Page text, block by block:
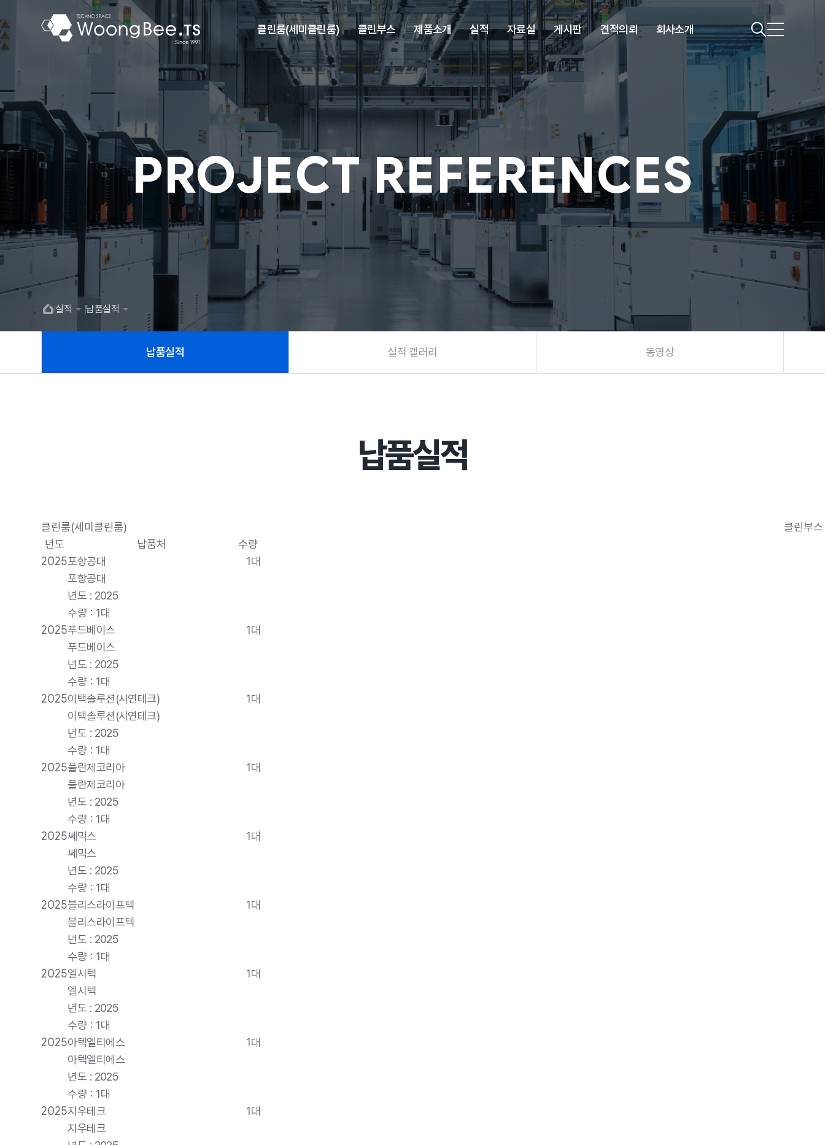
메인
클린룸(세미클린룸) 클린부스 제품소개 실적 자료실 게시판 견적의뢰 회사소개
PROJECT REFERENCES
실적 납품실적
납품실적 실적 갤러리 동영상
납품실적
클린룸(세미클린룸) 클린부스
게시물
년도 납품처 수량
2025포항공대
포항공대
년도 : 2025
수량 : 1대
1대
2025푸드베이스
푸드베이스
년도 : 2025
수량 : 1대
1대
2025이택솔루션(시연테크)
이택솔루션(시연테크)
년도 : 2025
수량 : 1대
1대
2025플란제코리아
플란제코리아
년도 : 2025
수량 : 1대
1대
2025쎄믹스
쎄믹스
년도 : 2025
수량 : 1대
1대
2025블리스라이프텍
블리스라이프텍
년도 : 2025
수량 : 1대
1대
2025엘시텍
엘시텍
년도 : 2025
수량 : 1대
1대
2025아텍엘티에스
아텍엘티에스
년도 : 2025
수량 : 1대
1대
2025지우테크
지우테크
1대